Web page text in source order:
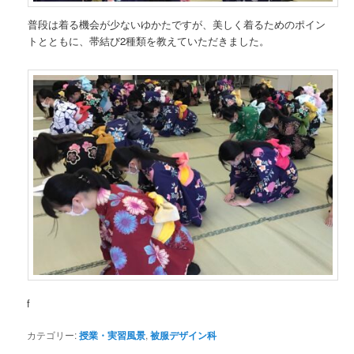
普段は着る機会が少ないゆかたですが、美しく着るためのポイン
トとともに、帯結び2種類を教えていただきました。
f
カテゴリー:授業・実習風景,被服デザイン科